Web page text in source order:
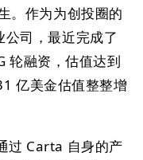
。作为为创投圈的
公司，最近完成了
轮融资，估值达到
亿美金估值整整增
过 Carta 自身的产